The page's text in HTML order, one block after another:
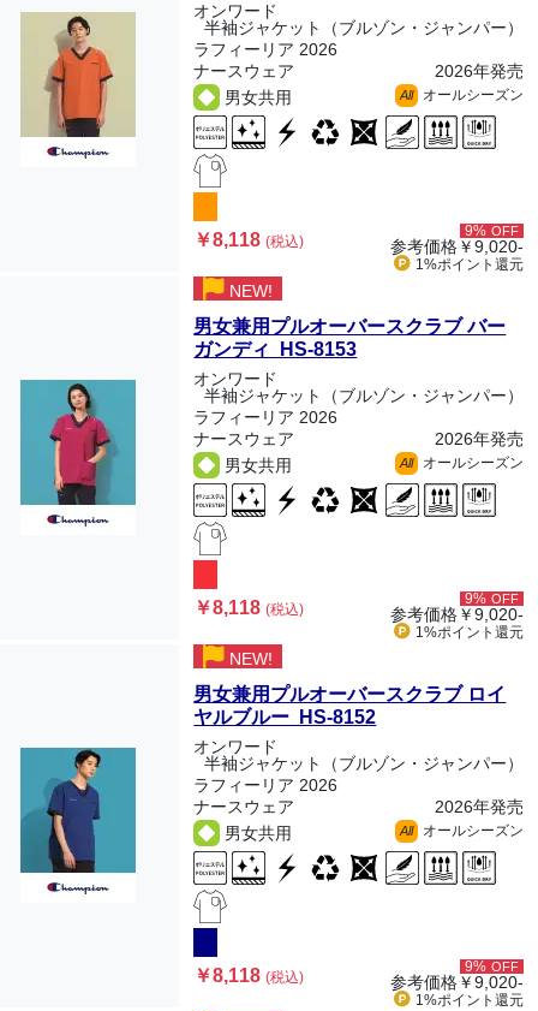
オンワード
半袖ジャケット（ブルゾン・ジャンパー）
ラフィーリア 2026
ナースウェア
2026年発売
男女共用
All オールシーズン
￥8,118(税込)
9% OFF
参考価格￥9,020-
1%ポイント 還元
NEW!
男女兼用プルオーバースクラブ バー
ガンディ HS-8153
オンワード
半袖ジャケット（ブルゾン・ジャンパー）
ラフィーリア 2026
ナースウェア
2026年発売
男女共用
All オールシーズン
￥8,118(税込)
9% OFF
参考価格￥9,020-
1%ポイント 還元
NEW!
男女兼用プルオーバースクラブ ロイ
ヤルブルー HS-8152
オンワード
半袖ジャケット（ブルゾン・ジャンパー）
ラフィーリア 2026
ナースウェア
2026年発売
男女共用
All オールシーズン
￥8,118(税込)
9% OFF
参考価格￥9,020-
1%ポイント 還元